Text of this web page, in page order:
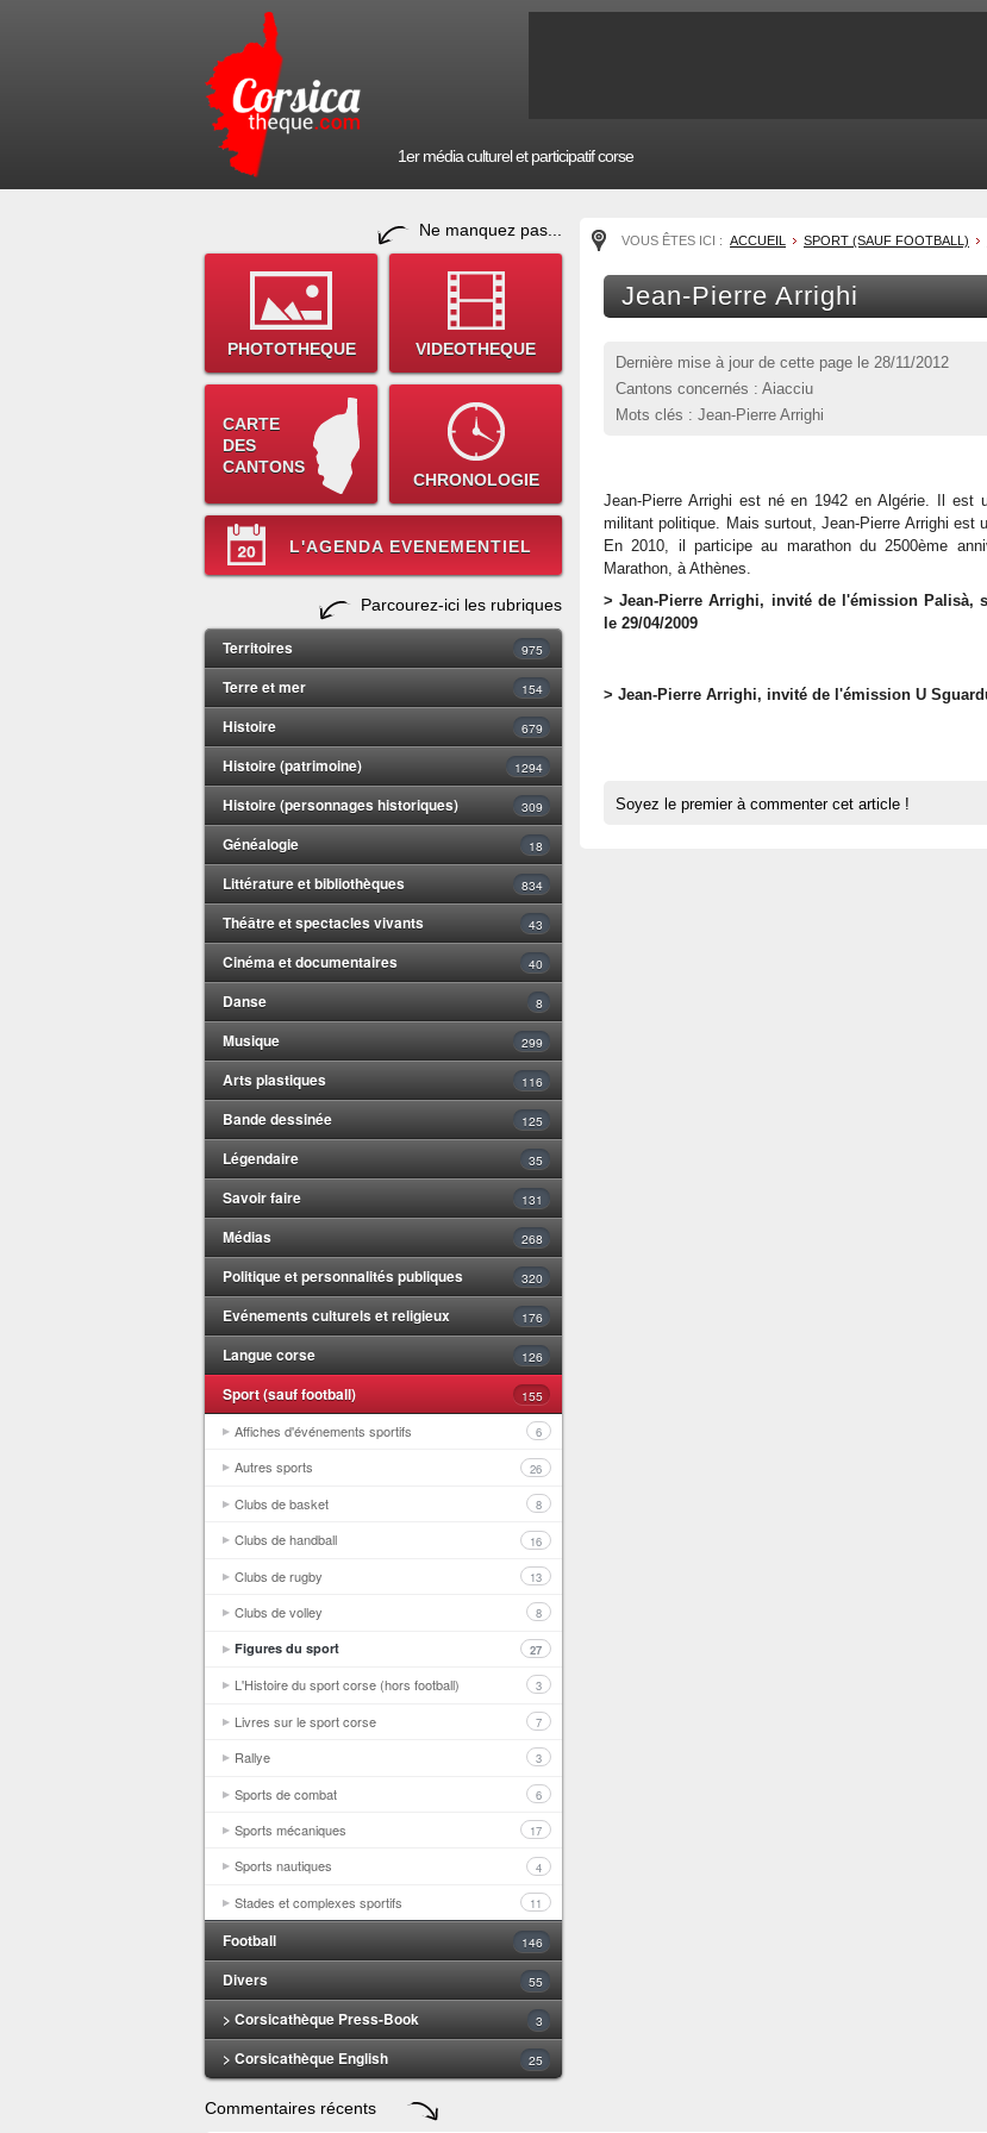
1er média culturel et participatif corse
Ne manquez pas...
PHOTOTHEQUE VIDEOTHEQUE
CARTE
DES
CANTONS
CHRONOLOGIE
L'AGENDA EVENEMENTIEL
Parcourez-ici les rubriques
Territoires 975
Terre et mer 154
Histoire 679
Histoire (patrimoine) 1294
Histoire (personnages historiques) 309
Généalogie 18
Littérature et bibliothèques 834
Théâtre et spectacles vivants 43
Cinéma et documentaires 40
Danse 8
Musique 299
Arts plastiques 116
Bande dessinée 125
Légendaire 35
Savoir faire 131
Médias 268
Politique et personnalités publiques 320
Evénements culturels et religieux 176
Langue corse 126
Sport (sauf football) 155
Affiches d'événements sportifs 6
Autres sports 26
Clubs de basket 8
Clubs de handball 16
Clubs de rugby 13
Clubs de volley 8
Figures du sport 27
L'Histoire du sport corse (hors football) 3
Livres sur le sport corse 7
Rallye 3
Sports de combat 6
Sports mécaniques 17
Sports nautiques 4
Stades et complexes sportifs 11
Football 146
Divers 55
> Corsicathèque Press-Book 3
> Corsicathèque English 25
VOUS ÊTES ICI : ACCUEIL SPORT (SAUF FOOTBALL)
Jean-Pierre Arrighi
Dernière mise à jour de cette page le 28/11/2012
Cantons concernés : Aiacciu
Mots clés : Jean-Pierre Arrighi
Jean-Pierre Arrighi est né en 1942 en Algérie. Il est
militant politique. Mais surtout, Jean-Pierre Arrighi est
En 2010, il participe au marathon du 2500ème
Marathon, à Athènes.
> Jean-Pierre Arrighi, invité de l'émission Palisà,
le 29/04/2009
> Jean-Pierre Arrighi, invité de l'émission U
Soyez le premier à commenter cet article !
Commentaires récents